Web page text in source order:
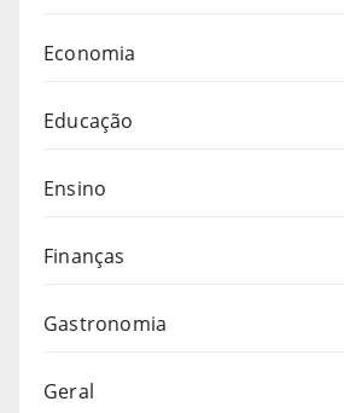
Economia
Educação
Ensino
Finanças
Gastronomia
Geral